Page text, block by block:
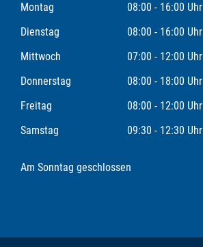
Montag
08:00 - 16:00 Uhr
Dienstag
08:00 - 16:00 Uhr
Mittwoch
07:00 - 12:00 Uhr
Donnerstag
08:00 - 18:00 Uhr
Freitag
08:00 - 12:00 Uhr
Samstag
09:30 - 12:30 Uhr
Am Sonntag geschlossen